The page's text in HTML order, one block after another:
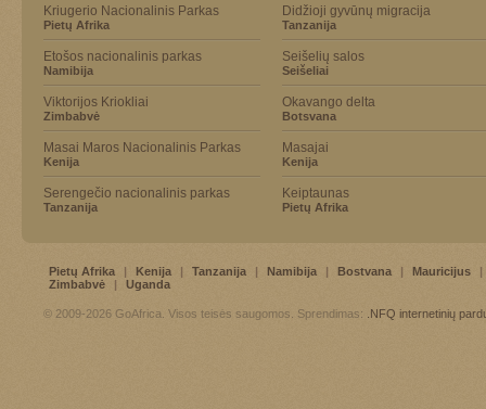
Kriugerio Nacionalinis Parkas
Pietų Afrika
Etošos nacionalinis parkas
Namibija
Viktorijos Kriokliai
Zimbabvė
Masai Maros Nacionalinis Parkas
Kenija
Serengečio nacionalinis parkas
Tanzanija
Didžioji gyvūnų migracija
Tanzanija
Seišelių salos
Seišeliai
Okavango delta
Botsvana
Masajai
Kenija
Keiptaunas
Pietų Afrika
Pietų Afrika | Kenija | Tanzanija | Namibija | Bostvana | Mauricijus
|
Zimbabvė
| Uganda
© 2009-2026 GoAfrica. Visos teisės saugomos. Sprendimas: .NFQ internetinių